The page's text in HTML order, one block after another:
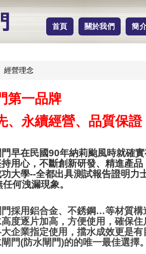
首頁 關於我們 簡
經營理念
第一品牌
、永續經營、品質保證
早在民國90年納莉颱風時就確
用心，不斷創新研發、精進產
大學--全都出具測試報告證明
何洩漏現象。
採用鋁合金、不銹鋼…等材質
高度逐片加高，方便使用，確保
企業指定使用，擋水成效更是
門(防水閘門)的的唯一最佳選擇。